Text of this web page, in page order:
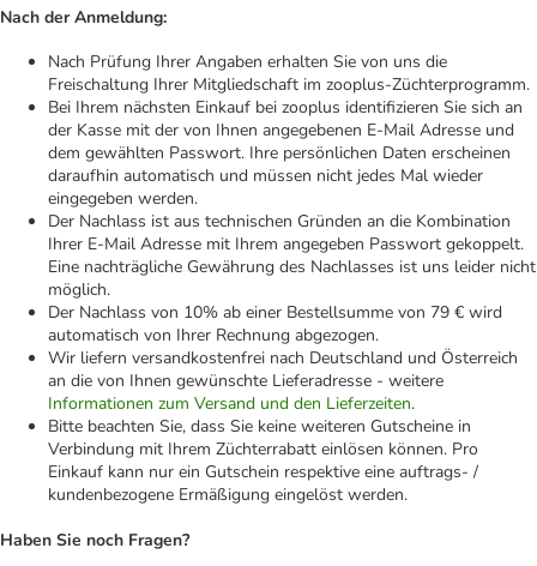
Nach der Anmeldung:
Nach Prüfung Ihrer Angaben erhalten Sie von uns die
Freischaltung Ihrer Mitgliedschaft im zooplus-Züchterprogramm.
Bei Ihrem nächsten Einkauf bei zooplus identifizieren Sie sich an
der Kasse mit der von Ihnen angegebenen E-Mail Adresse und
dem gewählten Passwort. Ihre persönlichen Daten erscheinen
daraufhin automatisch und müssen nicht jedes Mal wieder
eingegeben werden.
Der Nachlass ist aus technischen Gründen an die Kombination
Ihrer E-Mail Adresse mit Ihrem angegeben Passwort gekoppelt.
Eine nachträgliche Gewährung des Nachlasses ist uns leider nicht
möglich.
Der Nachlass von 10% ab einer Bestellsumme von 79 € wird
automatisch von Ihrer Rechnung abgezogen.
Wir liefern versandkostenfrei nach Deutschland und Österreich
an die von Ihnen gewünschte Lieferadresse - weitere
Informationen zum Versand und den Lieferzeiten.
Bitte beachten Sie, dass Sie keine weiteren Gutscheine in
Verbindung mit Ihrem Züchterrabatt einlösen können. Pro
Einkauf kann nur ein Gutschein respektive eine auftrags- /
kundenbezogene Ermäßigung eingelöst werden.
Haben Sie noch Fragen?